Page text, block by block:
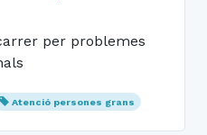
per problemes
Atenció persones grans